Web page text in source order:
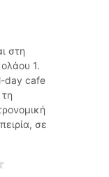
στη
1.
day cafe
σε